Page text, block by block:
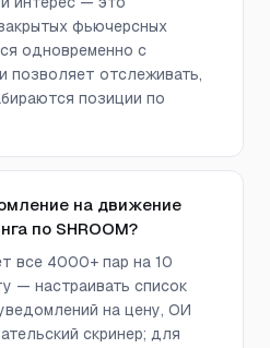
фьючерсных
одновременно с
позволяет отслеживать,
позиции по
на движение
по SHROOM?
все 4000+ пар на 10
— настраивать список
на цену, ОИ
скринер; для